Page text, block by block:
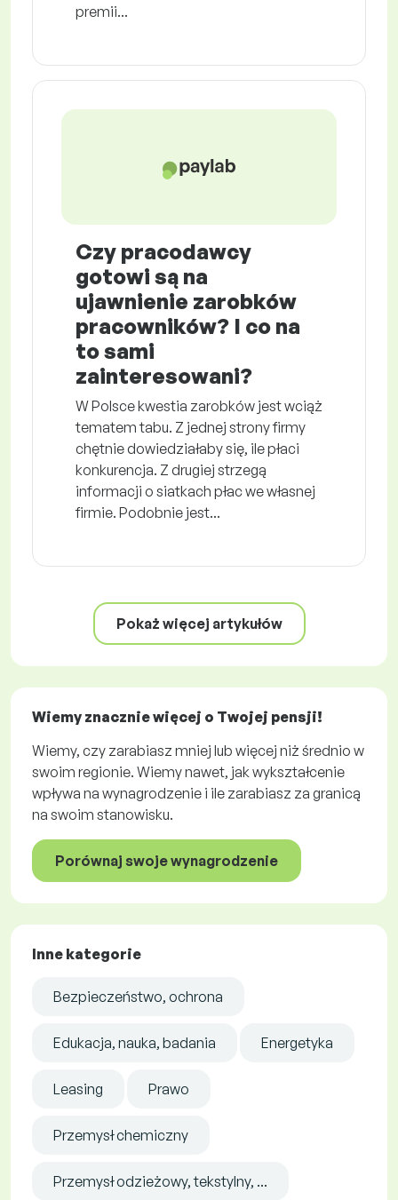
premii...
Czy pracodawcy
gotowi są na
ujawnienie zarobków
pracowników? I co na
to sami
zainteresowani?
W Polsce kwestia zarobków jest wciąż
tematem tabu. Z jednej strony firmy
chętnie dowiedziałaby się, ile płaci
konkurencja. Z drugiej strzegą
informacji o siatkach płac we własnej
firmie. Podobnie jest...
Pokaż więcej artykułów
Wiemy znacznie więcej o Twojej pensji!
Wiemy, czy zarabiasz mniej lub więcej niż średnio w
swoim regionie. Wiemy nawet, jak wykształcenie
wpływa na wynagrodzenie i ile zarabiasz za granicą
na swoim stanowisku.
Porównaj swoje wynagrodzenie
Inne kategorie
Bezpieczeństwo, ochrona
Edukacja, nauka, badania Energetyka
Leasing Prawo
Przemysł chemiczny
Przemysł odzieżowy, tekstylny, ...